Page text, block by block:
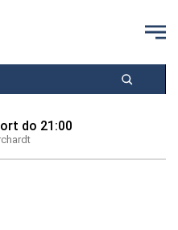
do 21:00